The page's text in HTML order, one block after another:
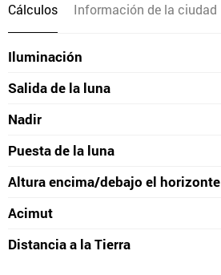
Cálculos Información de la ciudad
Iluminación
Salida de la luna
Nadir
Puesta de la luna
Altura encima/debajo el horizonte
Acimut
Distancia a la Tierra